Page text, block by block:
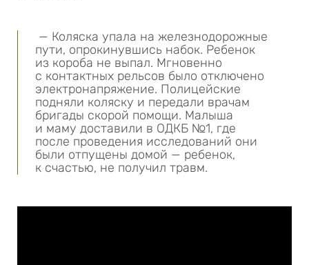
— Коляска упала на железнодорожные
пути, опрокинувшись набок. Ребенок
из короба не выпал. Мгновенно
с контактных рельсов было отключено
электронапряжение. Полицейские
подняли коляску и передали врачам
бригады скорой помощи. Малыша
и маму доставили в ОДКБ №1, где
после проведения исследований они
были отпущены домой — ребенок,
к счастью, не получил травм.